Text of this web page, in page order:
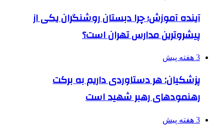
آینده آموزش؛ چرا دبستان روشنگران یکی از
پیشروترین مدارس تهران است؟
3 هفته پیش
پزشکیان: هر دستاوردی داریم به برکت
رهنمودهای رهبر شهید است
3 هفته پیش